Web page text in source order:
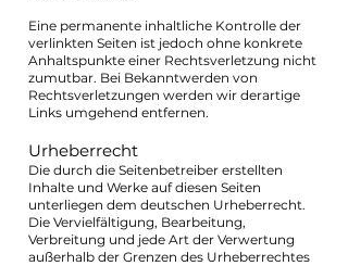
Eine permanente inhaltliche Kontrolle der
verlinkten Seiten ist jedoch ohne konkrete
Anhaltspunkte einer Rechtsverletzung nicht
zumutbar. Bei Bekanntwerden von
Rechtsverletzungen werden wir derartige
Links umgehend entfernen.
Urheberrecht
Die durch die Seitenbetreiber erstellten
Inhalte und Werke auf diesen Seiten
unterliegen dem deutschen Urheberrecht.
Die Vervielfältigung, Bearbeitung,
Verbreitung und jede Art der Verwertung
außerhalb der Grenzen des Urheberrechtes